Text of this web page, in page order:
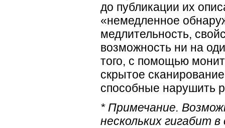
до публикации их
«немедленное
медлительность,
возможность ни на
того, с помощью
скрытое
способные нарушить
* Примечание.
нескольких гигабит